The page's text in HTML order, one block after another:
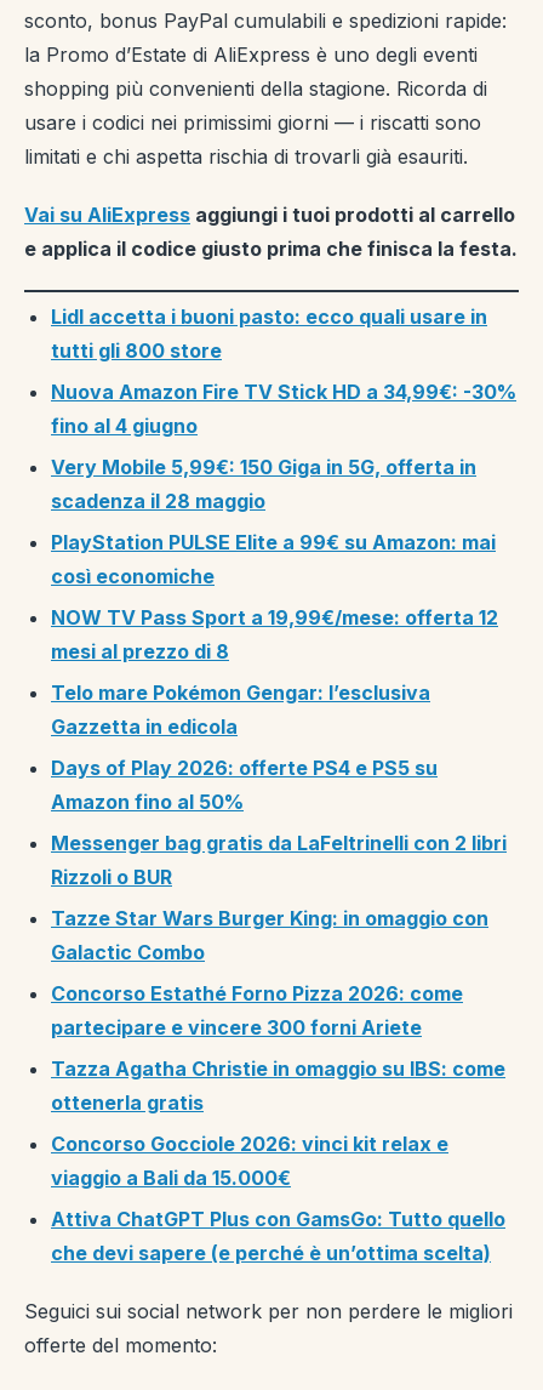
sconto, bonus PayPal cumulabili e spedizioni rapide:
la Promo d’Estate di AliExpress è uno degli eventi
shopping più convenienti della stagione. Ricorda di
usare i codici nei primissimi giorni — i riscatti sono
limitati e chi aspetta rischia di trovarli già esauriti.
Vai su AliExpress aggiungi i tuoi prodotti al carrello
e applica il codice giusto prima che finisca la festa.
Lidl accetta i buoni pasto: ecco quali usare in
tutti gli 800 store
Nuova Amazon Fire TV Stick HD a 34,99€: -30%
fino al 4 giugno
Very Mobile 5,99€: 150 Giga in 5G, offerta in
scadenza il 28 maggio
PlayStation PULSE Elite a 99€ su Amazon: mai
così economiche
NOW TV Pass Sport a 19,99€/mese: offerta 12
mesi al prezzo di 8
Telo mare Pokémon Gengar: l’esclusiva
Gazzetta in edicola
Days of Play 2026: offerte PS4 e PS5 su
Amazon fino al 50%
Messenger bag gratis da LaFeltrinelli con 2 libri
Rizzoli o BUR
Tazze Star Wars Burger King: in omaggio con
Galactic Combo
Concorso Estathé Forno Pizza 2026: come
partecipare e vincere 300 forni Ariete
Tazza Agatha Christie in omaggio su IBS: come
ottenerla gratis
Concorso Gocciole 2026: vinci kit relax e
viaggio a Bali da 15.000€
Attiva ChatGPT Plus con GamsGo: Tutto quello
che devi sapere (e perché è un’ottima scelta)
Seguici sui social network per non perdere le migliori
offerte del momento: